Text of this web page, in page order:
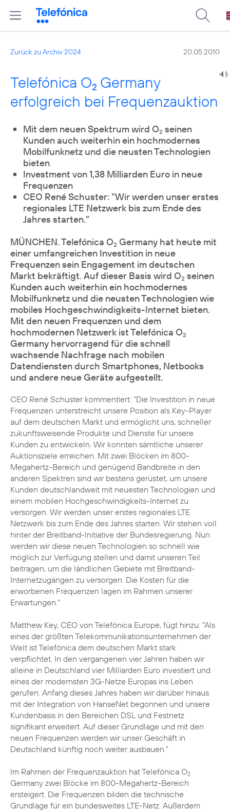
Zurück zu Archiv 2024 20.05.2010
Telefónica O2 Germany
erfolgreich bei Frequenzauktion
Mit dem neuen Spektrum wird O2 seinen
Kunden auch weiterhin ein hochmodernes
Mobilfunknetz und die neusten Technologien
bieten
Investment von 1,38 Milliarden Euro in neue
Frequenzen
CEO René Schuster: "Wir werden unser erstes
regionales LTE Netzwerk bis zum Ende des
Jahres starten."
MÜNCHEN. Telefónica O2 Germany hat heute mit
einer umfangreichen Investition in neue
Frequenzen sein Engagement im deutschen
Markt bekräftigt. Auf dieser Basis wird O2 seinen
Kunden auch weiterhin ein hochmodernes
Mobilfunknetz und die neusten Technologien wie
mobiles Hochgeschwindigkeits-Internet bieten.
Mit den neuen Frequenzen und dem
hochmodernen Netzwerk ist Telefónica O2
Germany hervorragend für die schnell
wachsende Nachfrage nach mobilen
Datendiensten durch Smartphones, Netbooks
und andere neue Geräte aufgestellt.
CEO René Schuster kommentiert: "Die Investition in neue
Frequenzen unterstreicht unsere Position als Key-Player
auf dem deutschen Markt und ermöglicht uns, schneller
zukunftsweisende Produkte und Dienste für unsere
Kunden zu entwickeln. Wir konnten sämtliche unserer
Auktionsziele erreichen. Mit zwei Blöcken im 800-
Megahertz-Bereich und genügend Bandbreite in den
anderen Spektren sind wir bestens gerüstet, um unsere
Kunden deutschlandweit mit neuesten Technologien und
einem mobilen Hochgeschwindigkeits-Internet zu
versorgen. Wir werden unser erstes regionales LTE
Netzwerk bis zum Ende des Jahres starten. Wir stehen voll
hinter der Breitband-Initiative der Bundesregierung. Nun
werden wir diese neuen Technologien so schnell wie
möglich zur Verfügung stellen und damit unseren Teil
beitragen, um die ländlichen Gebiete mit Breitband-
Internetzugängen zu versorgen. Die Kosten für die
erworbenen Frequenzen lagen im Rahmen unserer
Erwartungen."
Matthew Key, CEO von Telefónica Europe, fügt hinzu: "Als
eines der größten Telekommunikationsunternehmen der
Welt ist Telefónica dem deutschen Markt stark
verpflichtet. In den vergangenen vier Jahren haben wir
alleine in Deutschland vier Milliarden Euro investiert und
eines der modernsten 3G-Netze Europas ins Leben
gerufen. Anfang dieses Jahres haben wir darüber hinaus
mit der Integration von HanseNet begonnen und unsere
Kundenbasis in den Bereichen DSL und Festnetz
signifikant erweitert. Auf dieser Grundlage und mit den
neuen Frequenzen werden wir unser Geschäft in
Deutschland künftig noch weiter ausbauen."
Im Rahmen der Frequenzauktion hat Telefónica O2
Germany zwei Blöcke im 800-Megahertz-Bereich
ersteigert. Die Frequenzen bilden die technische
Grundlage für ein bundesweites LTE-Netz. Außerdem